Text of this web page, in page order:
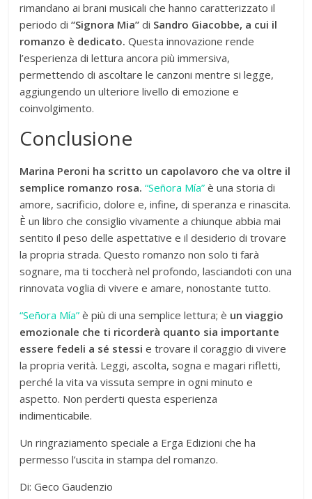
rimandano ai brani musicali che hanno caratterizzato il
periodo di“Signora Mia” di Sandro Giacobbe, a cui il
romanzo è dedicato. Questa innovazione rende
l’esperienza di lettura ancora più immersiva,
permettendo di ascoltare le canzoni mentre si legge,
aggiungendo un ulteriore livello di emozione e
coinvolgimento.
Conclusione
Marina Peroni ha scritto un capolavoro che va oltre il
semplice romanzo rosa. “Señora Mía” è una storia di
amore, sacrificio, dolore e, infine, di speranza e rinascita.
È un libro che consiglio vivamente a chiunque abbia mai
sentito il peso delle aspettative e il desiderio di trovare
la propria strada. Questo romanzo non solo ti farà
sognare, ma ti toccherà nel profondo, lasciandoti con una
rinnovata voglia di vivere e amare, nonostante tutto.
“Señora Mía” è più di una semplice lettura; è un viaggio
emozionale che ti ricorderà quanto sia importante
essere fedeli a sé stessi e trovare il coraggio di vivere
la propria verità. Leggi, ascolta, sogna e magari rifletti,
perché la vita va vissuta sempre in ogni minuto e
aspetto. Non perderti questa esperienza
indimenticabile.
Un ringraziamento speciale a Erga Edizioni che ha
permesso l’uscita in stampa del romanzo.
Di: Geco Gaudenzio